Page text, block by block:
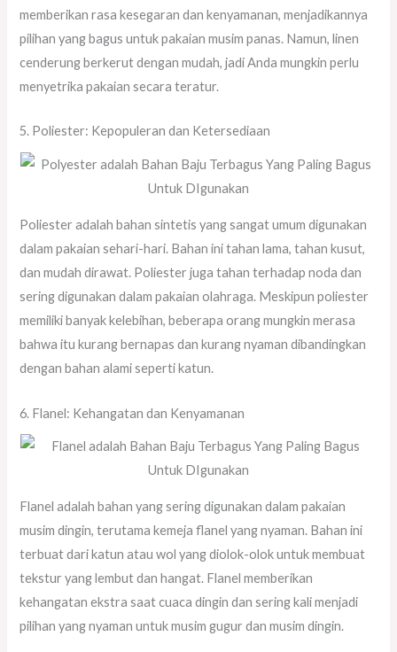
memberikan rasa kesegaran dan kenyamanan, menjadikannya
pilihan yang bagus untuk pakaian musim panas. Namun, linen
cenderung berkerut dengan mudah, jadi Anda mungkin perlu
menyetrika pakaian secara teratur.
5. Poliester: Kepopuleran dan Ketersediaan
Poliester adalah bahan sintetis yang sangat umum digunakan
dalam pakaian sehari-hari. Bahan ini tahan lama, tahan kusut,
dan mudah dirawat. Poliester juga tahan terhadap noda dan
sering digunakan dalam pakaian olahraga. Meskipun poliester
memiliki banyak kelebihan, beberapa orang mungkin merasa
bahwa itu kurang bernapas dan kurang nyaman dibandingkan
dengan bahan alami seperti katun.
6. Flanel: Kehangatan dan Kenyamanan
Flanel adalah bahan yang sering digunakan dalam pakaian
musim dingin, terutama kemeja flanel yang nyaman. Bahan ini
terbuat dari katun atau wol yang diolok-olok untuk membuat
tekstur yang lembut dan hangat. Flanel memberikan
kehangatan ekstra saat cuaca dingin dan sering kali menjadi
pilihan yang nyaman untuk musim gugur dan musim dingin.